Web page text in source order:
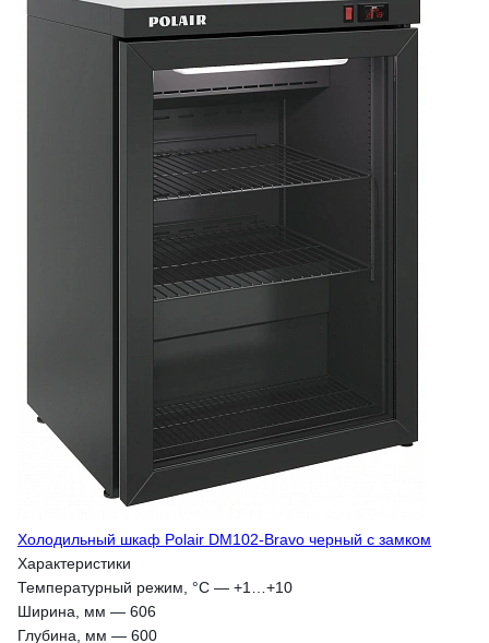
Холодильный шкаф Polair DM102-Bravo черный с замком
Характеристики
Температурный режим, °С — +1…+10
Ширина, мм — 606
Глубина, мм — 600